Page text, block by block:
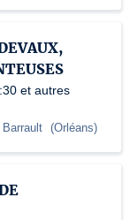
et autres
(Orléans)